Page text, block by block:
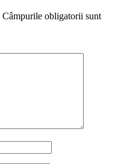
Câmpurile obligatorii sunt